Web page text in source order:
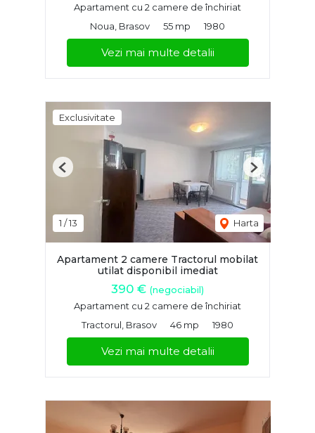
Apartament cu 2 camere de închiriat
Noua, Brasov
55 mp 1980
Vezi mai multe detalii
Exclusivitate
1 /13 Harta
Previous Next
Apartament 2 camere Tractorul mobilat
utilat disponibil imediat
390 € (negociabil)
Apartament cu 2 camere de închiriat
Tractorul, Brasov
46 mp 1980
Vezi mai multe detalii